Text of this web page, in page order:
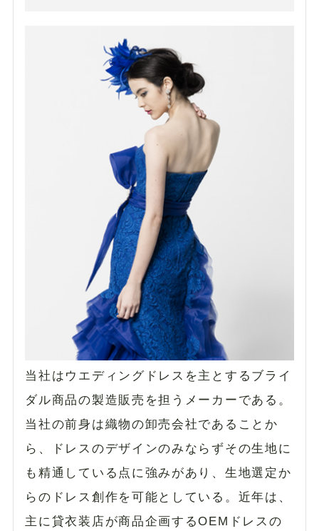
当社はウエディングドレスを主とするブライ
ダル商品の製造販売を担うメーカーである。
当社の前身は織物の卸売会社であることか
ら、ドレスのデザインのみならずその生地に
も精通している点に強みがあり、生地選定か
らのドレス創作を可能としている。近年は、
主に貸衣装店が商品企画するOEMドレスの